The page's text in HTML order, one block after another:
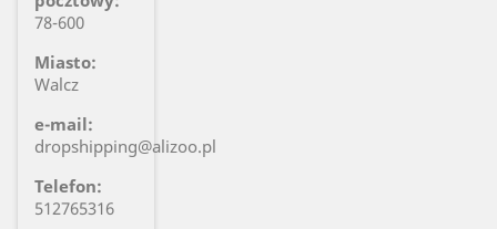
78-600
Miasto:
Walcz
e-mail:
dropshipping@alizoo.pl
Telefon:
512765316